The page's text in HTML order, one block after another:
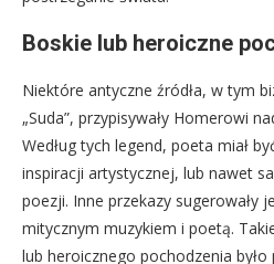
Boskie lub heroiczne
Niektóre antyczne źródła, w tym
„Suda”, przypisywały Homerowi
Według tych legend, poeta miał
inspiracji artystycznej, lub nawet
poezji. Inne przekazy sugerowały
mitycznym muzykiem i poetą.
lub heroicznego pochodzenia